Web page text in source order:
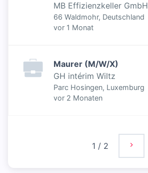
MB Effizienzkeller GmbH
66 Waldmohr, Deutschland
Veröffentlicht
vor 1 Monat
Maurer (M/W/X)
GH intérim Wiltz
Parc Hosingen, Luxemburg
Veröffentlicht:
vor 2 Monaten
1 / 2